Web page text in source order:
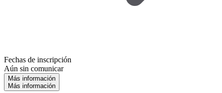
Fechas de inscripción
Aún sin comunicar
Más información
Más información